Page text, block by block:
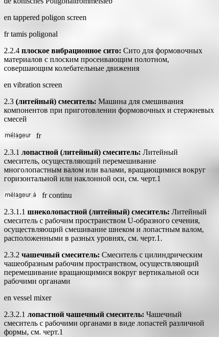
en tappered poligon screen
fr tamis poligonal
2.2.4 плоское вибрационное сито: Сито для формовочных
материалов с плоским просеивающим полотном,
совершающим колебательные движения
en vibration screen
2.3 (литейный) смеситель: Машина для смешивания
компонентов при приготовлении формовочных и стержневых
смесей
fr
2.3.1 лопастной (литейный) смеситель: Литейный
смеситель, осуществляющий перемешивание
многолопастным валом или валами, вращающимися вокруг
горизонтальной или наклонной оси, см. черт.1
frcontinu
2.3.1.1 шнеколопастной (литейный) смеситель: Литейный
смеситель с рабочим пространством U-образного сечения,
осуществляющий смешивание шнеком и лопастным валом,
расположенными в разных уровнях, см. черт.1.
2.3.2 чашечный смеситель: Смеситель с цилиндрическим
чашеобразным рабочим пространством, осуществляющий
перемешивание вращающимися вокруг вертикальной оси
рабочими органами
en vessel mixer
2.3.2.1 лопастной чашечный смеситель: Чашечный
смеситель с рабочими органами в виде лопастей различной
формы, см. черт.1